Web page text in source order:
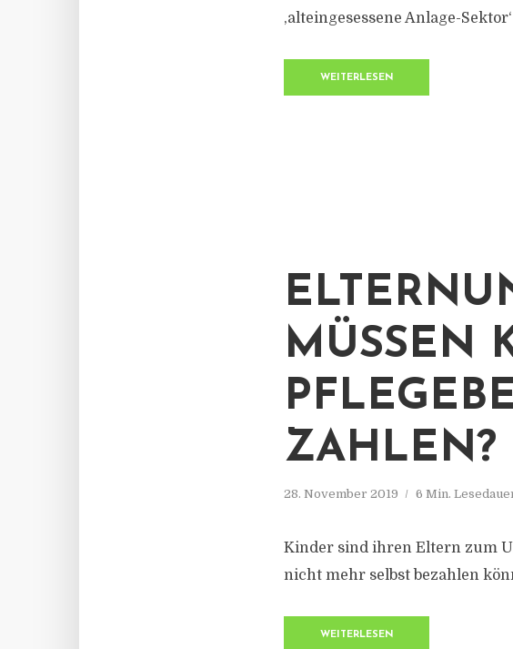
‚alteingesessene Anlage-
WEITERLESEN
MÜSSEN
ZAHLEN?
28. November 2019 6 Min.
Kinder sind ihren Eltern zum
nicht mehr selbst bezahlen
WEITERLESEN